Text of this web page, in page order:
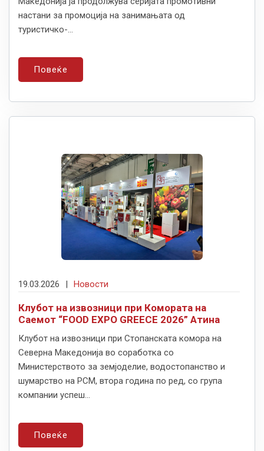
настани за промоција на занимањата од
туристичко-...
Повеќе
19.03.2026 | Новости
Клубот на извозници при Комората на
Саемот “FOOD EXPO GREECE 2026” Атина
Клубот на извозници при Стопанската комора на
Северна Македонија во соработка со
Министерството за земјоделие, водостопанство и
шумарство на РСМ, втора година по ред, со група
компании успеш...
Повеќе